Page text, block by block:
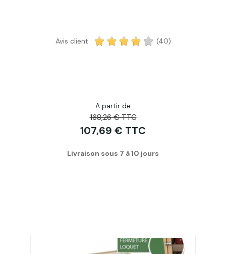
Avis client : (40)
A partir de
168,26 € TTC
107,69 € TTC
Livraison sous 7 à 10 jours